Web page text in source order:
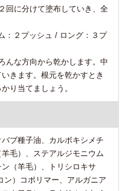
回に分けて塗布していき、全
：２プッシュ / ロング：３プ
んな方向から乾かします。中
きます。根元を乾かすとき
り当てましょう。
ブ種子油、カルボキシメチ
毛）、ステアルジモニウム
（羊毛）、トリシロキサ
ン）コポリマー、アルガニア